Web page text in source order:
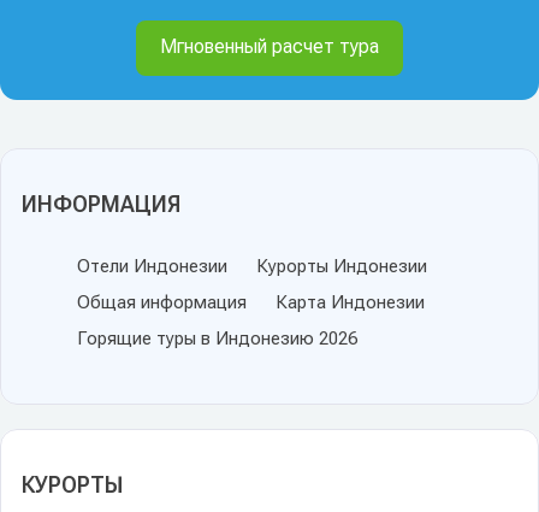
ИНФОРМАЦИЯ
Отели Индонезии
Курорты Индонезии
Общая информация
Карта Индонезии
Горящие туры в Индонезию 2026
КУРОРТЫ
Мгновенный расчет тура